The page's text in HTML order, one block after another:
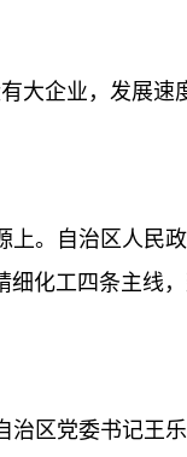
企业，发展速
。自治区人民
化工四条主
区党委书记王